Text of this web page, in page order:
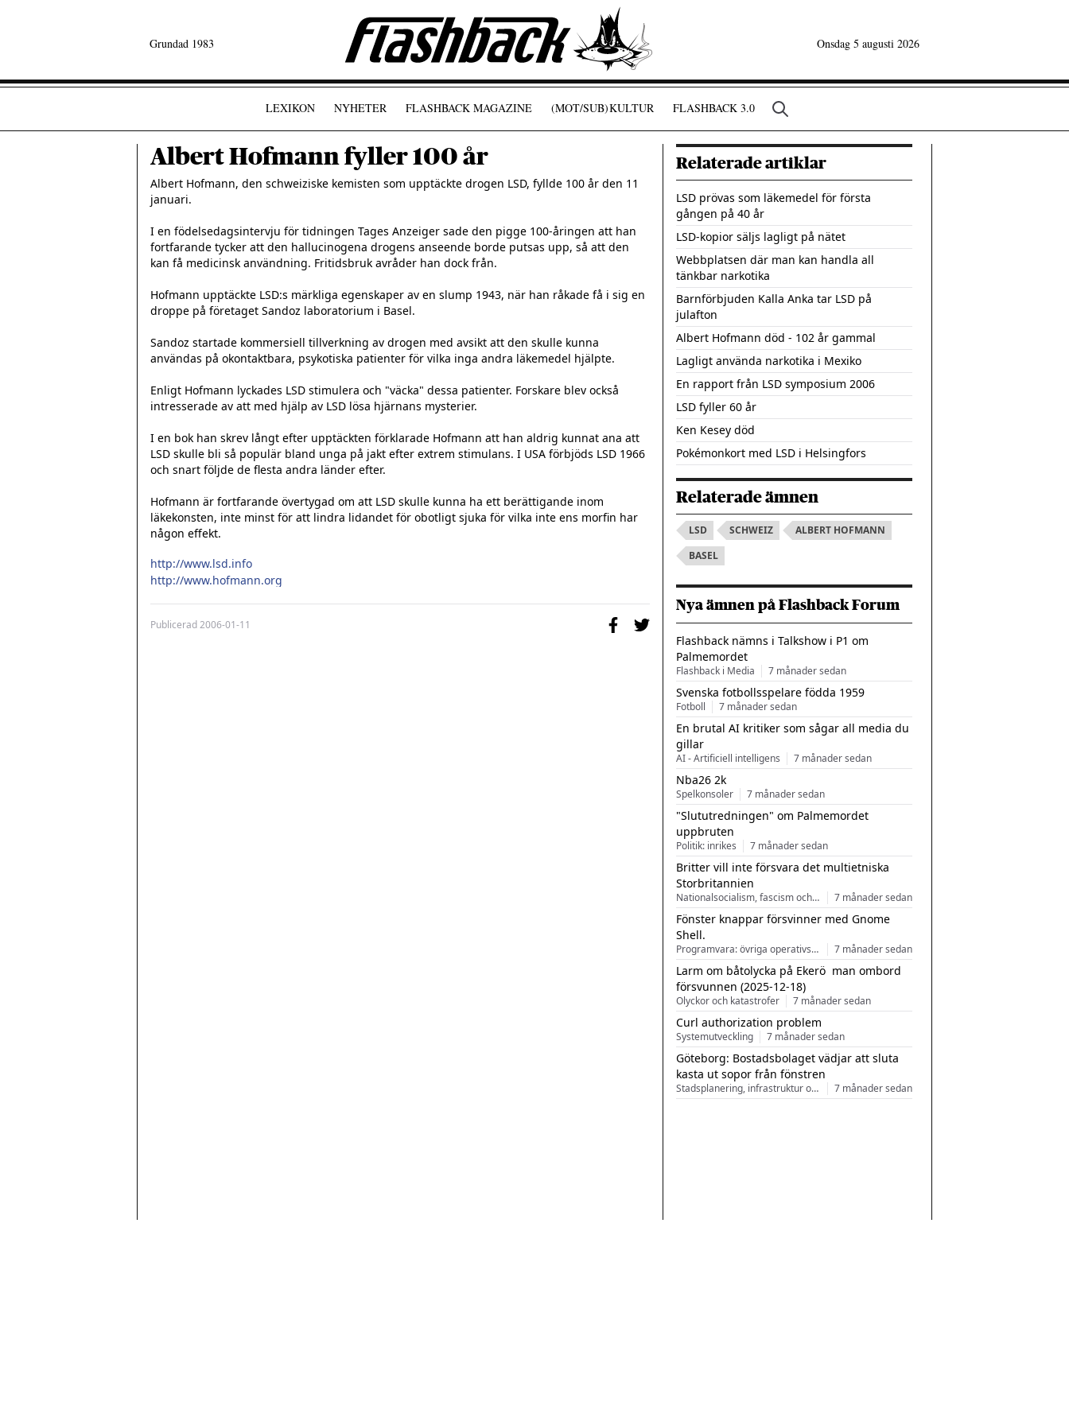
Grundad 1983 Onsdag 5 augusti 2026
LEXIKON NYHETER FLASHBACK MAGAZINE (MOT/SUB)KULTUR FLASHBACK 3.0
Albert Hofmann fyller 100 år
Albert Hofmann, den schweiziske kemisten som upptäckte drogen LSD, fyllde 100 år den 11
januari.
I en födelsedagsintervju för tidningen Tages Anzeiger sade den pigge 100-åringen att han
fortfarande tycker att den hallucinogena drogens anseende borde putsas upp, så att den
kan få medicinsk användning. Fritidsbruk avråder han dock från.
Hofmann upptäckte LSD:s märkliga egenskaper av en slump 1943, när han råkade få i sig en
droppe på företaget Sandoz laboratorium i Basel.
Sandoz startade kommersiell tillverkning av drogen med avsikt att den skulle kunna
användas på okontaktbara, psykotiska patienter för vilka inga andra läkemedel hjälpte.
Enligt Hofmann lyckades LSD stimulera och "väcka" dessa patienter. Forskare blev också
intresserade av att med hjälp av LSD lösa hjärnans mysterier.
I en bok han skrev långt efter upptäckten förklarade Hofmann att han aldrig kunnat ana att
LSD skulle bli så populär bland unga på jakt efter extrem stimulans. I USA förbjöds LSD 1966
och snart följde de flesta andra länder efter.
Hofmann är fortfarande övertygad om att LSD skulle kunna ha ett berättigande inom
läkekonsten, inte minst för att lindra lidandet för obotligt sjuka för vilka inte ens morfin har
någon effekt.
http://www.lsd.info
http://www.hofmann.org
Publicerad2006-01-11
Relaterade artiklar
LSD prövas som läkemedel för första
gången på 40 år
LSD-kopior säljs lagligt på nätet
Webbplatsen där man kan handla all
tänkbar narkotika
Barnförbjuden Kalla Anka tar LSD på
julafton
Albert Hofmann död - 102 år gammal
Lagligt använda narkotika i Mexiko
En rapport från LSD symposium 2006
LSD fyller 60 år
Ken Kesey död
Pokémonkort med LSD i Helsingfors
Relaterade ämnen
LSD SCHWEIZ
ALBERT HOFMANN
BASEL
Nya ämnen på Flashback Forum
Flashback nämns i Talkshow i P1 om
Palmemordet
Flashback i Media 7 månader sedan
Svenska fotbollsspelare födda 1959
Fotboll 7 månader sedan
En brutal AI kritiker som sågar all media du
gillar
AI - Artificiell intelligens 7 månader sedan
Nba26 2k
Spelkonsoler 7 månader sedan
"Slututredningen" om Palmemordet
uppbruten
Politik: inrikes 7 månader sedan
Britter vill inte försvara det multietniska
Storbritannien
Nationalsocialism, fascism och nationalism 7 månader sedan
Fönster knappar försvinner med Gnome
Shell.
Programvara: övriga operativsystem 7 månader sedan
Larm om båtolycka på Ekerö  man ombord
försvunnen (2025-12-18)
Olyckor och katastrofer 7 månader sedan
Curl authorization problem
Systemutveckling 7 månader sedan
Göteborg: Bostadsbolaget vädjar att sluta
kasta ut sopor från fönstren
Stadsplanering, infrastruktur och arkitektur 7 månader sedan